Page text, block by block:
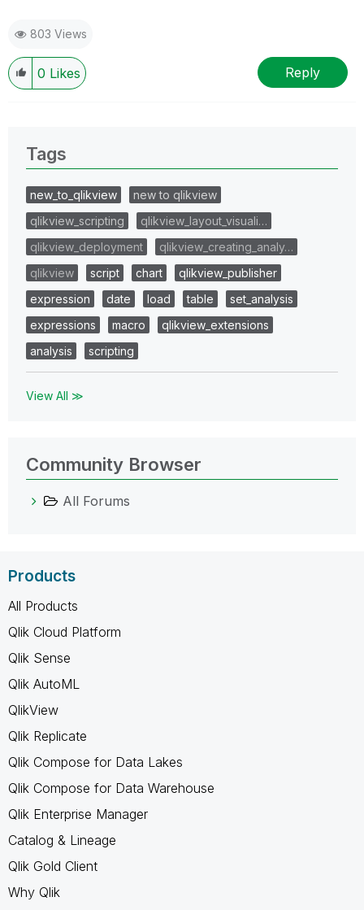
803 Views
0 Likes Reply
Tags
new_to_qlikview
new to qlikview
qlikview_scripting
qlikview_layout_visuali…
qlikview_deployment
qlikview_creating_analy…
qlikview
script chart
qlikview_publisher
expression
date load table
set_analysis
expressions
macro
qlikview_extensions
analysis
scripting
View All ≫
Community Browser
All Forums
Products
All Products
Qlik Cloud Platform
Qlik Sense
Qlik AutoML
QlikView
Qlik Replicate
Qlik Compose for Data Lakes
Qlik Compose for Data Warehouse
Qlik Enterprise Manager
Catalog & Lineage
Qlik Gold Client
Why Qlik